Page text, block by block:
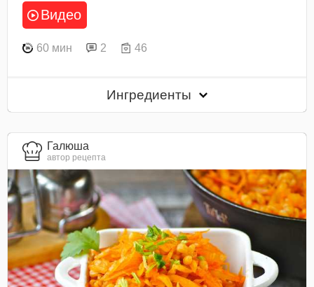
Видео
60 мин 2 46
Ингредиенты
Галюша
автор рецепта